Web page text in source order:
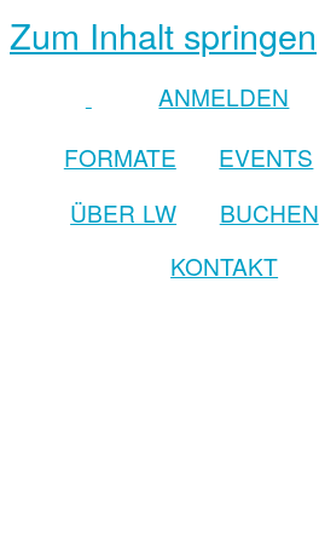
Zum Inhalt springen
ANMELDEN
FORMATE
EVENTS
ÜBER LW BUCHEN
KONTAKT